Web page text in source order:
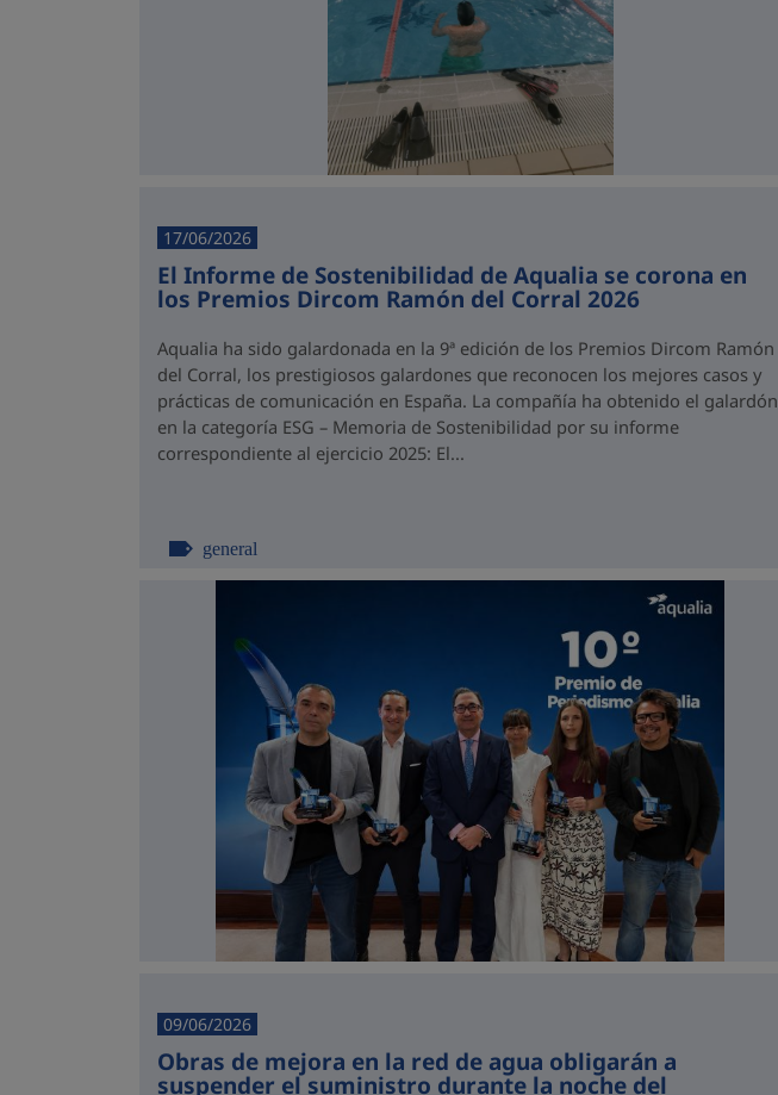
17/06/2026
El Informe de Sostenibilidad de Aqualia se corona en
los Premios Dircom Ramón del Corral 2026
Aqualia ha sido galardonada en la 9ª edición de los Premios Dircom Ramón
del Corral, los prestigiosos galardones que reconocen los mejores casos y
prácticas de comunicación en España. La compañía ha obtenido el galardón
en la categoría ESG – Memoria de Sostenibilidad por su informe
correspondiente al ejercicio 2025: El...
general
09/06/2026
Obras de mejora en la red de agua obligarán a
suspender el suministro durante la noche del